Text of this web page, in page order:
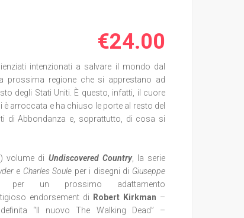
€24.00
intenzionati a salvare il mondo dal
prossima regione che si apprestano ad
degli Stati Uniti. È questo, infatti, il cuore
è arroccata e ha chiuso le porte al resto del
di Abbondanza e, soprattutto, di cosa si
volume di Undiscovered Country, la serie
e Charles Soule per i disegni di Giuseppe
un prossimo adattamento
endorsement di
Robert Kirkman –
“Il nuovo The Walking Dead” –